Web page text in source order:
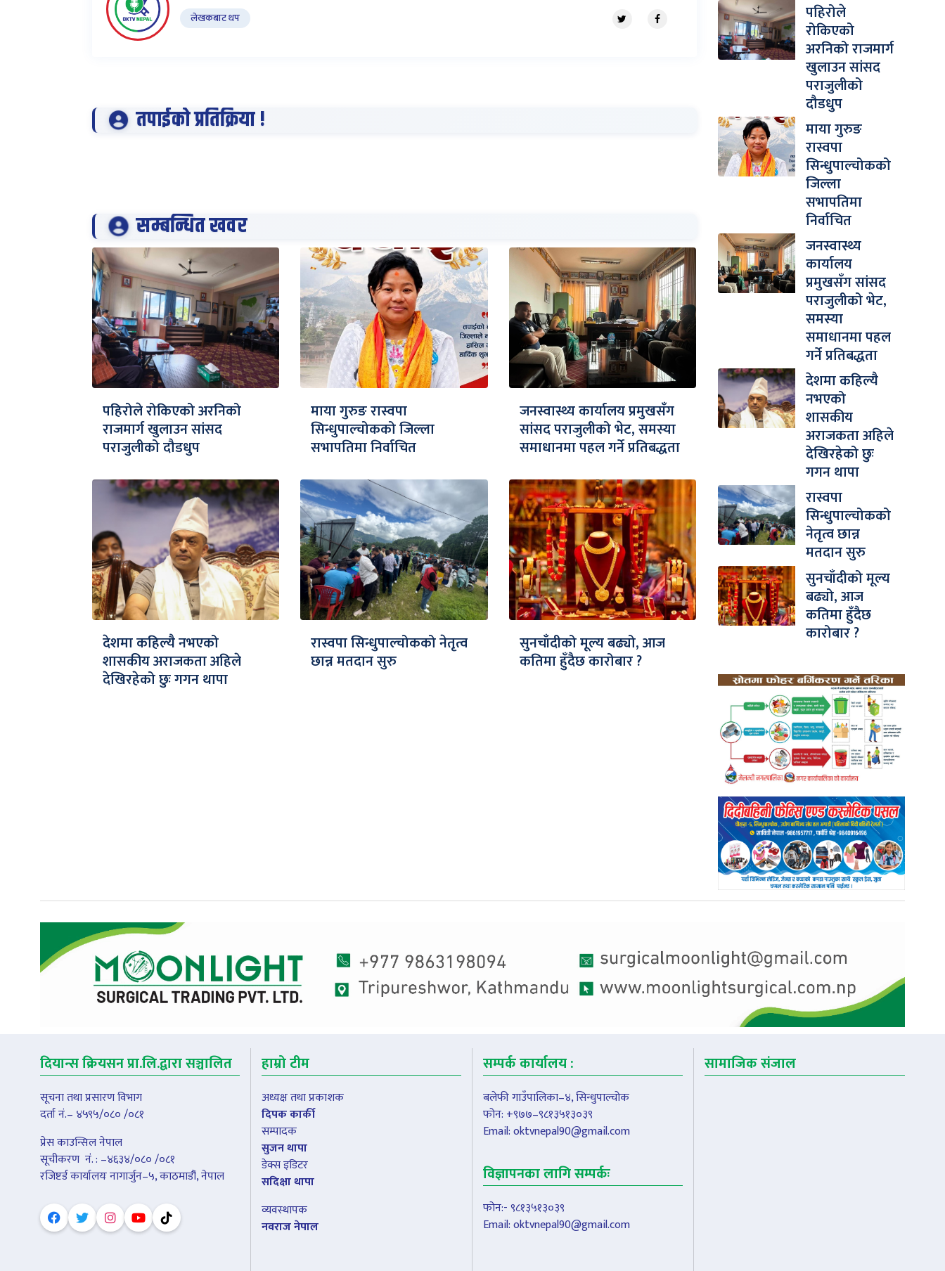
लेखकबाट थप
तपाईको प्रतिक्रिया !
सम्बन्धित खवर
पहिरोले रोकिएको अरनिको
राजमार्ग खुलाउन सांसद
पराजुलीको दौडधुप
माया गुरुङ रास्वपा
सिन्धुपाल्चोकको जिल्ला
सभापतिमा निर्वाचित
जनस्वास्थ्य कार्यालय प्रमुखसँग
सांसद पराजुलीको भेट, समस्या
समाधानमा पहल गर्ने प्रतिबद्धता
देशमा कहिल्यै नभएको
शासकीय अराजकता अहिले
देखिरहेको छुः गगन थापा
रास्वपा सिन्धुपाल्चोकको नेतृत्व
छान्न मतदान सुरु
सुनचाँदीको मूल्य बढ्यो, आज
कतिमा हुँदैछ कारोबार ?
पहिरोले
रोकिएको
अरनिको राजमार्ग
खुलाउन सांसद
पराजुलीको
दौडधुप
माया गुरुङ
रास्वपा
सिन्धुपाल्चोकको
जिल्ला
सभापतिमा
निर्वाचित
जनस्वास्थ्य
कार्यालय
प्रमुखसँग सांसद
पराजुलीको भेट,
समस्या
समाधानमा पहल
गर्ने प्रतिबद्धता
देशमा कहिल्यै
नभएको
शासकीय
अराजकता अहिले
देखिरहेको छुः
गगन थापा
रास्वपा
सिन्धुपाल्चोकको
नेतृत्व छान्न
मतदान सुरु
सुनचाँदीको मूल्य
बढ्यो, आज
कतिमा हुँदैछ
कारोबार ?
दियान्स क्रियसन प्रा.लि.द्वारा सञ्चालित
सूचना तथा प्रसारण विभाग
दर्ता नं.– ४५९५/०८० /०८१
प्रेस काउन्सिल नेपाल
सूचीकरण नंं. : –४६३४/०८० /०८१
रजिष्टर्ड कार्यालयः नागार्जुन–५, काठमाडौं, नेपाल
हाम्रो टीम
अध्यक्ष तथा प्रकाशक
दिपक कार्की
सम्पादक
सुजन थापा
डेक्स इडिटर
सदिक्षा थापा
व्यवस्थापक
नवराज नेपाल
सम्पर्क कार्यालय :
बलेफी गाउँपालिका–४, सिन्धुपाल्चोक
फोन: +९७७–९८१३५१३०३९
Email:oktvnepal90@gmail.com
विज्ञापनका लागि सम्पर्कः
फोन:- ९८१३५१३०३९
Email:oktvnepal90@gmail.com
सामाजिक संजाल